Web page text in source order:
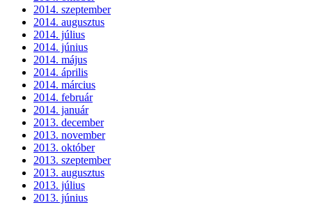
2014. szeptember
2014. augusztus
2014. július
2014. június
2014. május
2014. április
2014. március
2014. február
2014. január
2013. december
2013. november
2013. október
2013. szeptember
2013. augusztus
2013. július
2013. június